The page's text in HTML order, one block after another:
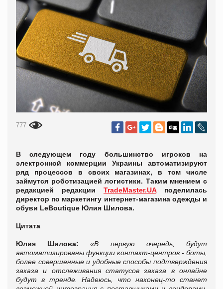
777
В следующем году большинство игроков на
электронной коммерции Украины автоматизируют
ряд процессов в своих магазинах, в том числе
займутся роботизацией логистики. Таким мнением с
редакцией редакции TradeMaster.UAподелилась
директор по маркетингу интернет-магазина одежды и
обуви LeBoutique Юлия Шилова.
Цитата
Юлия Шилова:«В первую очередь, будут
автоматизированы функции контакт-центров - боты,
более совершенные и удобные способы подтверждения
заказа и отслеживания статусов заказа в онлайне
будут в тренде. Надеюсь, что наконец-то станет